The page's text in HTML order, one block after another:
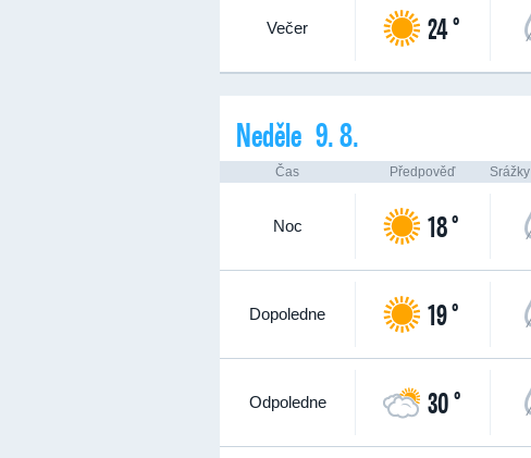
Večer 24 °
Neděle 9. 8.
Čas Předpověď Srážky
Noc 18 °
Dopoledne 19 °
Odpoledne 30 °